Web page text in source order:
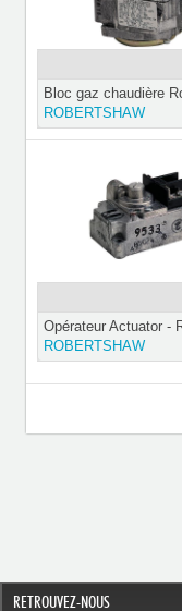
Bloc gaz chaudière
ROBERTSHAW
Opérateur Actuator -
ROBERTSHAW
RETROUVEZ-NOUS